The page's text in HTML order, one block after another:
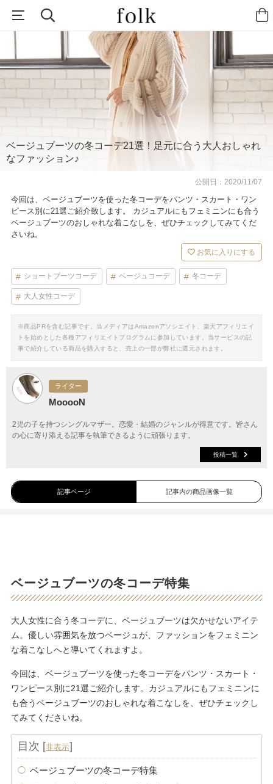
ベージュブーツの冬コーデ21選！足元に合う大人おしゃれ
なファッション♪
公開日：2020/11/07
今回は、ベージュブーツを使った冬コーデをパンツ・スカート・ワン
ピース別に21選ご紹介致します。 カジュアルにもフェミニンにも合う
ベージュブーツのおしゃれな着こなしを、ぜひチェックしてみてくだ
さいね。
お気に入りにする
ショートブーツコーデ ベージュコーデ 冬コーデ
大人女性コーデ
※商品PRを含む記事です。当メディアはAmazonアソシエイト、楽天アフィリエイ
トを始めとした各種アフィリエイトプログラムに参加しています。当サービスの記
事で紹介している商品を購入すると、売上の一部が弊社に還元されます。
ライター
MooooN
2児の子を持つシングルマザー。恋愛・結婚のジャンルが得意です。皆さん
の心に寄り添える記事を執筆できるように頑張ります。
投稿一覧
記事ページ 記事内の商品画像一覧
ベージュブーツの冬コーデ特集
大人女性に合う冬コーデに、ベージュブーツは欠かせないアイテ
ム。優しい雰囲気を放つベージュが、ファッションをフェミニン
な着こなしへと導いてくれますよ。
今回は、ベージュブーツを使った冬コーデをパンツ・スカート・
ワンピース別に21選ご紹介します。カジュアルにもフェミニンに
も合うベージュブーツのおしゃれな着こなしを、ぜひチェックし
てみてくださいね。
目次 [非表示]
ベージュブーツの冬コーデ特集